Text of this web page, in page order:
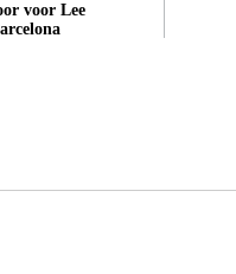
voor Lee